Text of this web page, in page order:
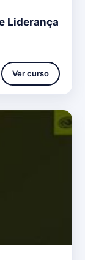
Liderança
Ver curso